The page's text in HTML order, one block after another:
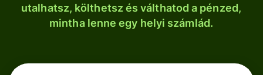
utalhatsz, költhetsz és válthatod a pénzed,
mintha lenne egy helyi számlád.